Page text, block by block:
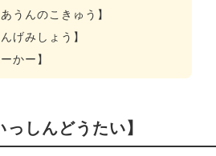
うんのこきゅう】
げみしょう】
かー】
っしんどうたい】